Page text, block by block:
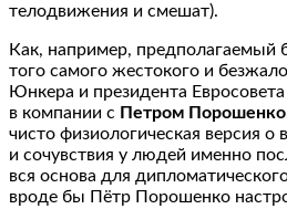
телодвижения и смешат).
Как, например, предполагаемый
того самого жестокого и
Юнкера и президента Евросовета
в компании с Петром Порошенко
чисто физиологическая версия о
и сочувствия у людей именно
вся основа для
вроде бы Пётр Порошенко